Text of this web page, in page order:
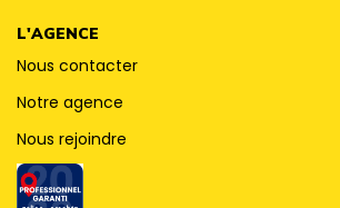
L'AGENCE
Nous contacter
Notre agence
Nous rejoindre